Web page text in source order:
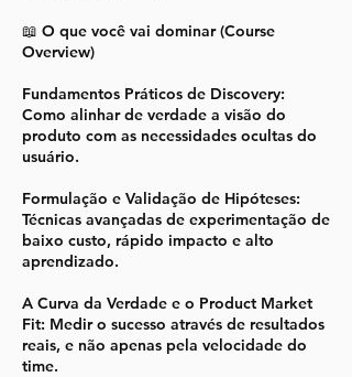
📖 O que você vai dominar (Course
Overview)
Fundamentos Práticos de Discovery:
Como alinhar de verdade a visão do
produto com as necessidades ocultas do
usuário.
Formulação e Validação de Hipóteses:
Técnicas avançadas de experimentação de
baixo custo, rápido impacto e alto
aprendizado.
A Curva da Verdade e o Product Market
Fit: Medir o sucesso através de resultados
reais, e não apenas pela velocidade do
time.